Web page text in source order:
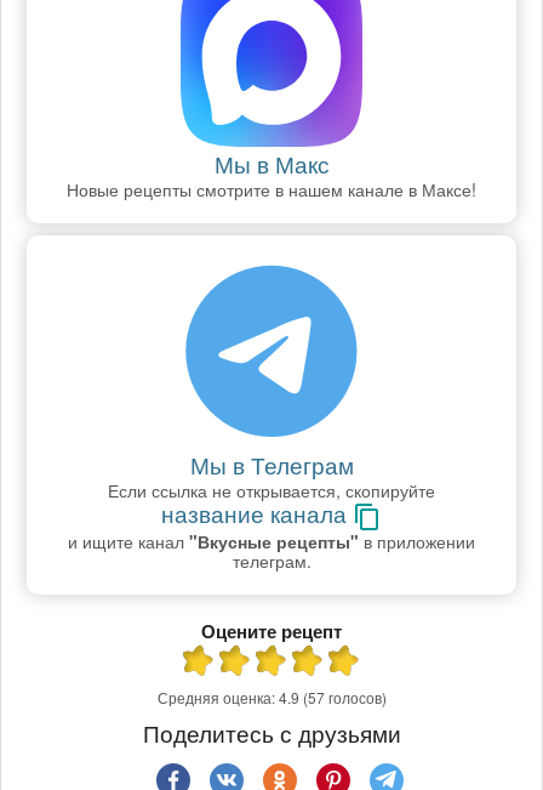
Мы в Макс
Новые рецепты смотрите в нашем канале в Максе!
Мы в Телеграм
Если ссылка не открывается, скопируйте
название канала
и ищите канал "Вкусные рецепты" в приложении
телеграм.
Оцените рецепт
Средняя оценка:4.9 (57 голосов)
Поделитесь с друзьями